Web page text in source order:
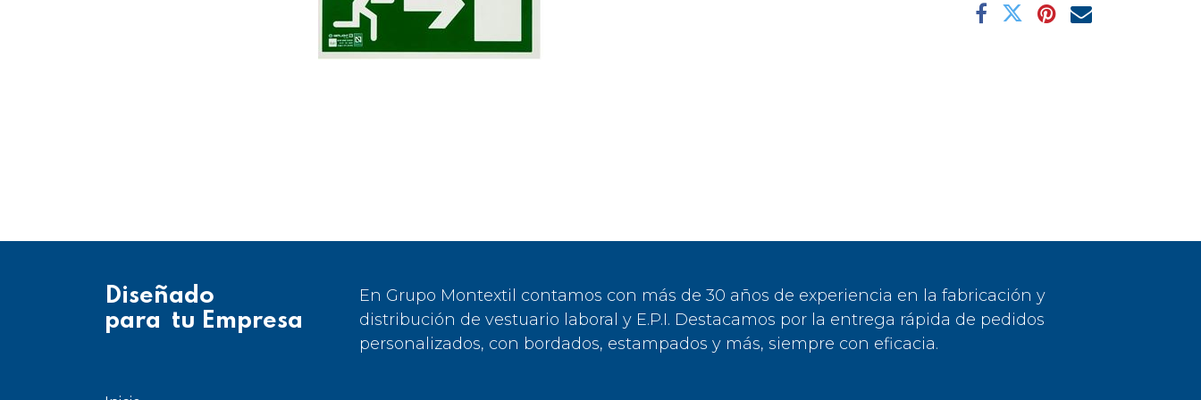
Diseñado
para tu Empresa
En Grupo Montextil contamos con más de 30 años de experiencia en la fabricación y
distribución de vestuario laboral y E.P.I. Destacamos por la entrega rápida de pedidos
personalizados, con bordados, estampados y más, siempre con eficacia.